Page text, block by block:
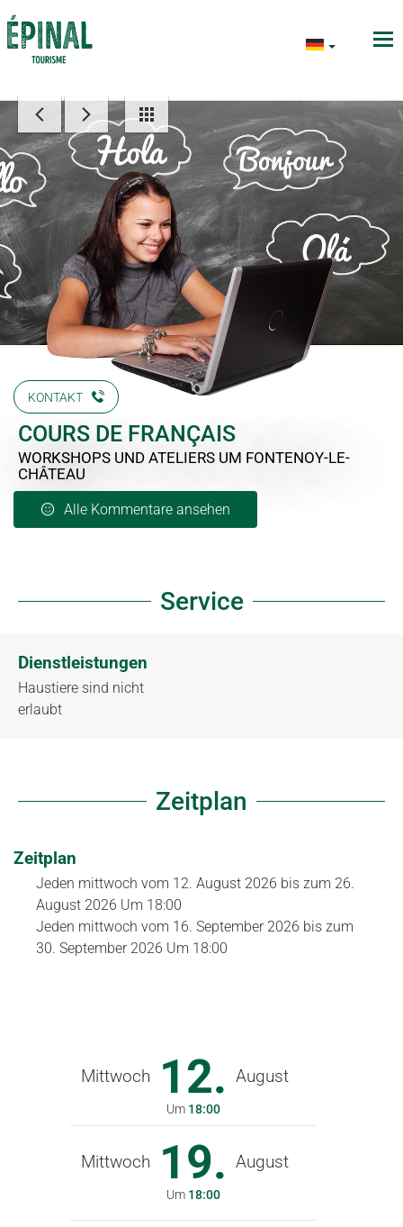
KONTAKT
COURS DE FRANÇAIS
WORKSHOPS UND ATELIERS UM FONTENOY-LE-
CHÂTEAU
Alle Kommentare ansehen
Service
Dienstleistungen
Haustiere sind nicht
erlaubt
Zeitplan
Zeitplan
Jeden mittwoch vom 12. August 2026 bis zum 26.
August 2026 Um 18:00
Jeden mittwoch vom 16. September 2026 bis zum
30. September 2026 Um 18:00
Mittwoch 12. August
Um 18:00
Mittwoch 19. August
Um 18:00